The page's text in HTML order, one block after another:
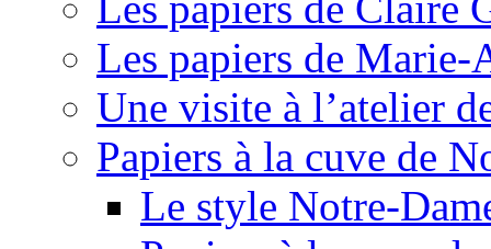
Les papiers de Marie-
Une visite à l’atelier
Papiers à la cuve de
Le style Notre-